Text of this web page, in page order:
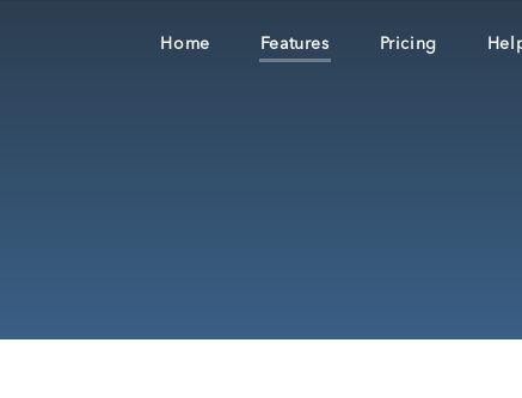
Home Features Pricing